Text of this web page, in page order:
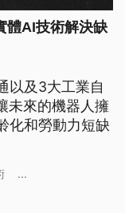
體AI技術解決缺
以及3大工業自
未來的機器人擁
化和勞動力短缺
...